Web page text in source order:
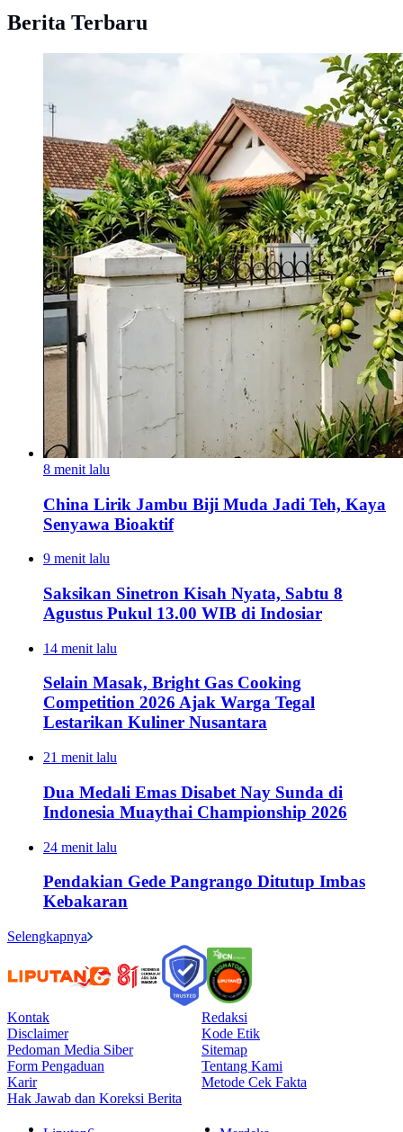
Berita Terbaru
8 menit lalu
China Lirik Jambu Biji Muda Jadi Teh, Kaya
Senyawa Bioaktif
9 menit lalu
Saksikan Sinetron Kisah Nyata, Sabtu 8
Agustus Pukul 13.00 WIB di Indosiar
14 menit lalu
Selain Masak, Bright Gas Cooking
Competition 2026 Ajak Warga Tegal
Lestarikan Kuliner Nusantara
21 menit lalu
Dua Medali Emas Disabet Nay Sunda di
Indonesia Muaythai Championship 2026
24 menit lalu
Pendakian Gede Pangrango Ditutup Imbas
Kebakaran
Selengkapnya
Kontak
Redaksi
Disclaimer
Kode Etik
Pedoman Media Siber
Sitemap
Form Pengaduan
Tentang Kami
Karir
Metode Cek Fakta
Hak Jawab dan Koreksi Berita